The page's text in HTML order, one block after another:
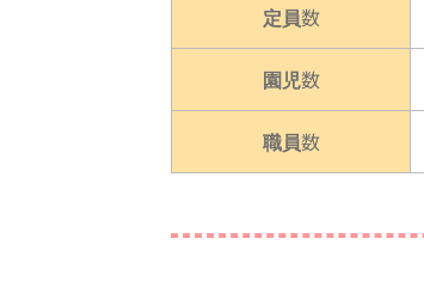
定員数
園児数
職員数